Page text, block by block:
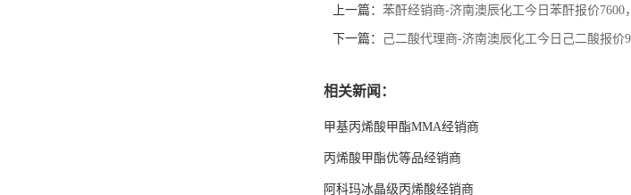
上一篇： 苯酐经销商-济南澳辰化工今日苯酐报价7600
下一篇： 己二酸代理商-济南澳辰化工今日己二酸报价
相关新闻：
甲基丙烯酸甲酯MMA经销商
丙烯酸甲酯优等品经销商
阿科玛冰晶级丙烯酸经销商